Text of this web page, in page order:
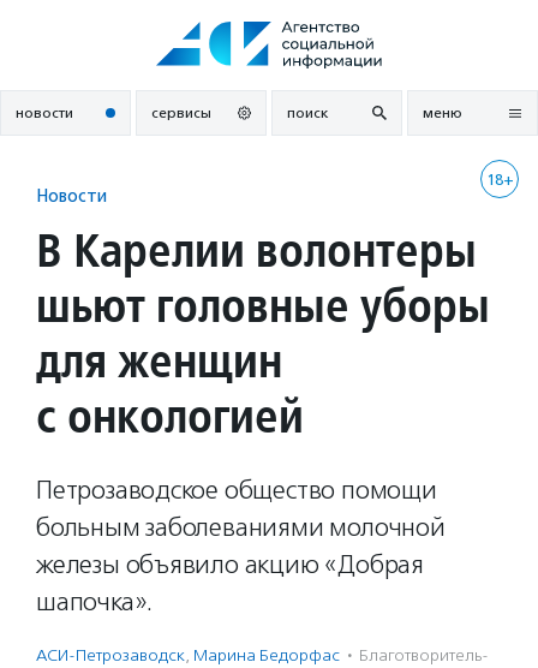
новости сервисы поиск меню
18+
Новости
В Карелии волонтеры
шьют головные уборы
для женщин
с онкологией
Петрозаводское общество помощи
больным заболеваниями молочной
железы объявило акцию «Добрая
шапочка».
АСИ-Петрозаводск, Марина Бедорфас · Благотвори­тель­